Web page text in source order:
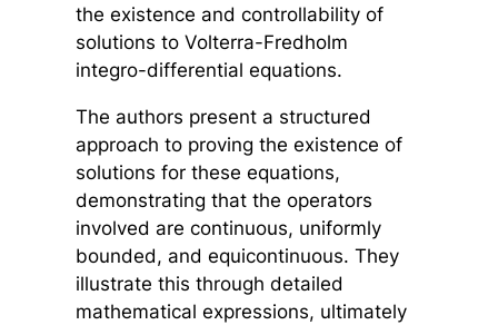
the existence and controllability of
solutions to Volterra-Fredholm
integro-differential equations.
The authors present a structured
approach to proving the existence of
solutions for these equations,
demonstrating that the operators
involved are continuous, uniformly
bounded, and equicontinuous. They
illustrate this through detailed
mathematical expressions, ultimately